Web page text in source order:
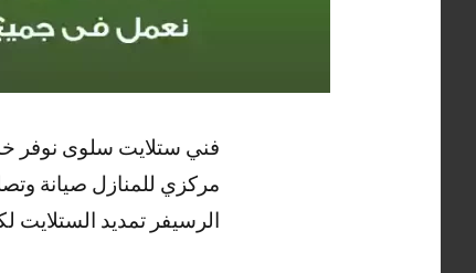
فني ستلايت سلوى نوفر
مركزي للمنازل صيانة
الرسيفر تمديد الستلايت